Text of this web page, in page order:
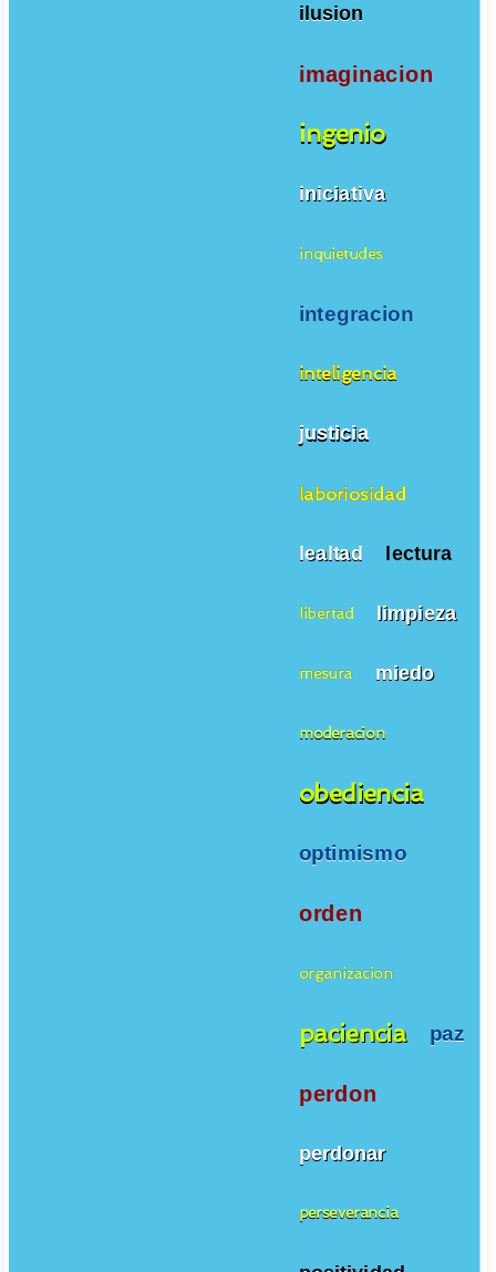
ilusion
imaginacion
ingenio
iniciativa
inquietudes
integracion
inteligencia
justicia
laboriosidad
lealtad lectura
libertad limpieza
mesura miedo
moderacion
obediencia
optimismo
orden
organizacion
paciencia paz
perdon
perdonar
perseverancia